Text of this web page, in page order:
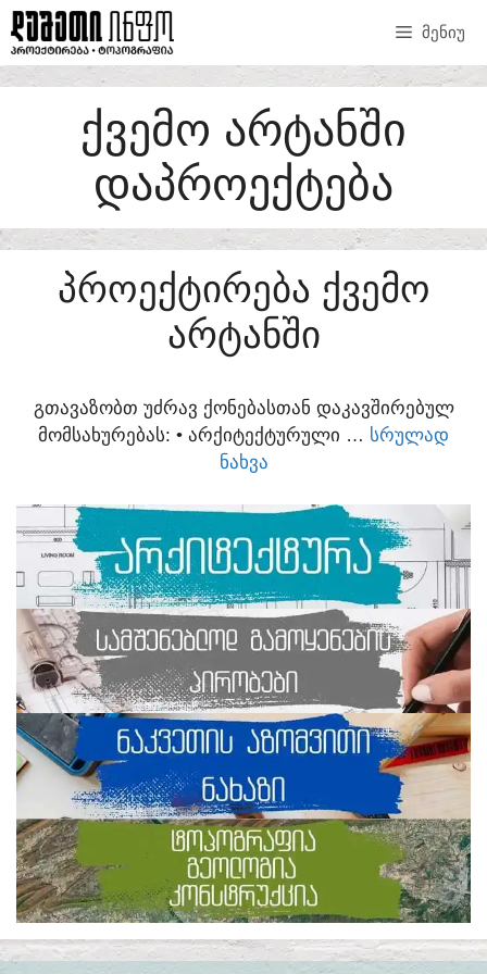
SKIP
TO
CONTENT
ᲛᲔᲜᲘᲣ
ᲥᲕᲔᲛᲝ ᲐᲠᲢᲐᲜᲨᲘ
ᲓᲐᲞᲠᲝᲔᲥᲢᲔᲑᲐ
ᲞᲠᲝᲔᲥᲢᲘᲠᲔᲑᲐ ᲥᲕᲔᲛᲝ
ᲐᲠᲢᲐᲜᲨᲘ
ᲒᲗᲐᲕᲐᲖᲝᲑᲗ ᲣᲫᲠᲐᲕ ᲥᲝᲜᲔᲑᲐᲡᲗᲐᲜ ᲓᲐᲙᲐᲕᲨᲘᲠᲔᲑᲣᲚ
ᲛᲝᲛᲡᲐᲮᲣᲠᲔᲑᲐᲡ:​ • ᲐᲠᲥᲘᲢᲔᲥᲢᲣᲠᲣᲚᲘ … ᲡᲠᲣᲚᲐᲓ
ᲜᲐᲮᲕᲐ